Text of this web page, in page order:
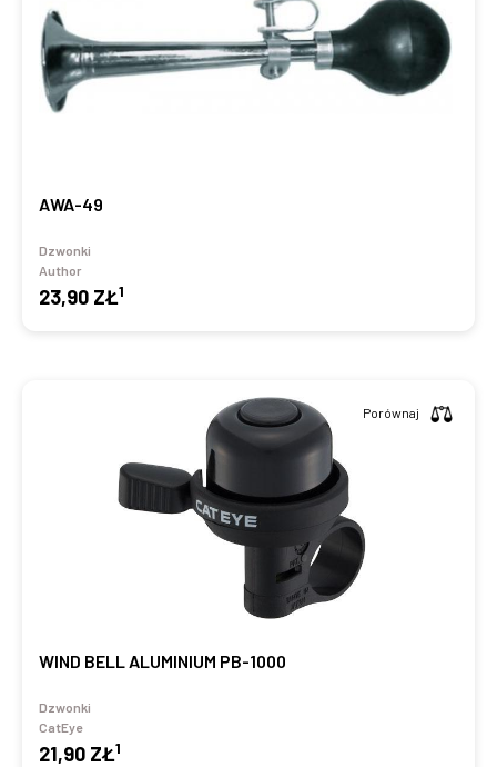
AWA-49
Dzwonki
Author
23,90 ZŁ1
WIND BELL ALUMINIUM PB-1000
Dzwonki
CatEye
21,90 ZŁ1
Porównaj